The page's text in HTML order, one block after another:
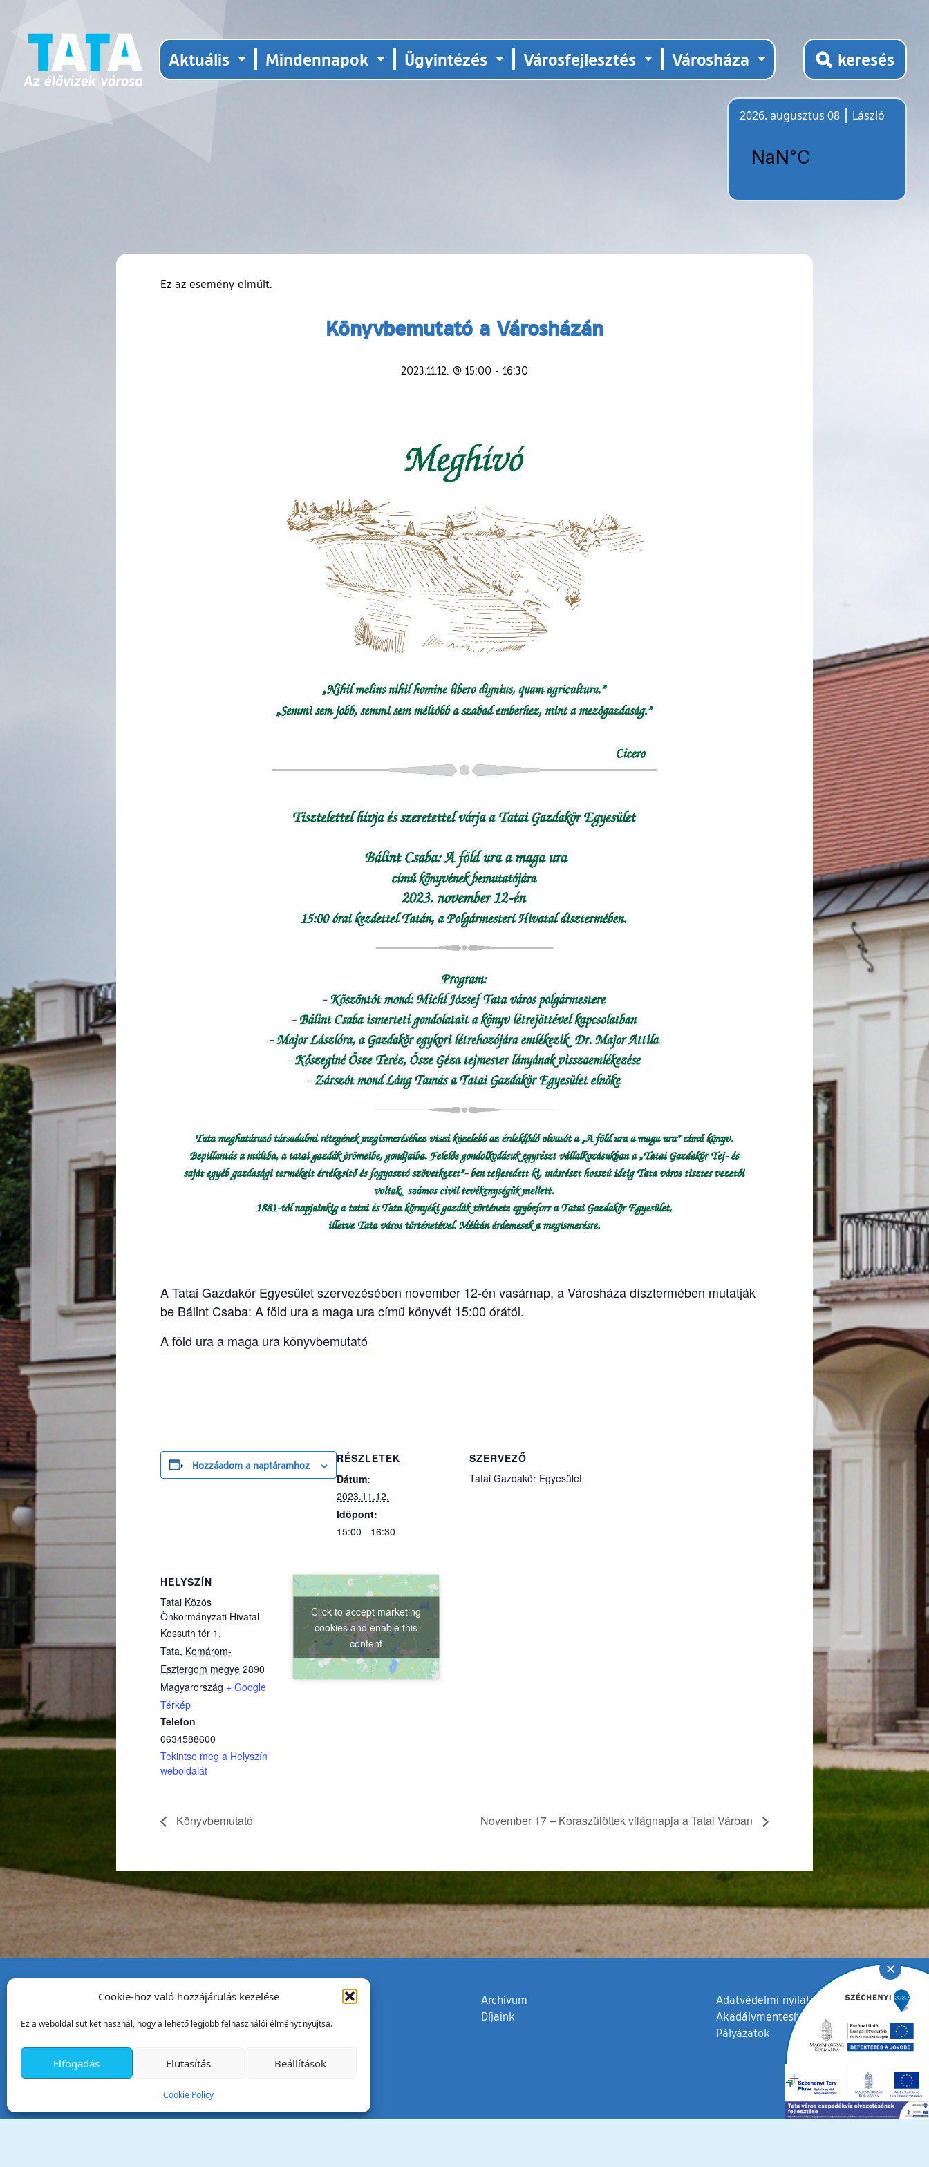
Cookie-hoz való hozzájárulás kezelése
Ez a weboldal sütiket használ, hogy a lehető legjobb felhasználói élményt nyújtsa.
Elfogadás Elutasítás Beállítások
Cookie Policy
Aktuális Mindennapok Ügyintézés Városfejlesztés Városháza keresés
2026. augusztus 08
László
Ez az esemény elmúlt.
Könyvbemutató a Városházán
2023.11.12. @ 15:00 - 16:30
A Tatai Gazdakör Egyesület szervezésében november 12-én vasárnap, a Városháza dísztermében mutatják
be Bálint Csaba: A föld ura a maga ura című könyvét 15:00 órától.
A föld ura a maga ura könyvbemutató
Hozzáadom a naptáramhoz
RÉSZLETEK
Dátum:
2023.11.12.
Időpont:
15:00 - 16:30
SZERVEZŐ
Tatai Gazdakör Egyesület
HELYSZÍN
Tatai Közös
Önkormányzati Hivatal
Kossuth tér 1.
Tata, Komárom-
Esztergom megye 2890
Magyarország + Google
Térkép(külső hivatkozás)
Telefon
0634588600
Tekintse meg a Helyszín
weboldalát
Click to accept marketing
cookies and enable this
content
Könyvbemutató November 17 – Koraszülöttek világnapja a Tatai Várban
Tata Város Önkormányzata
2890 Tata, Kossuth tér 1.
+36 34 / 587 078
Email:ph@tata.hu
Archívum
Díjaink
Adatvédelmi nyilatkozat
Akadálymentesítési nyilatkozat
Pályázatok
✕